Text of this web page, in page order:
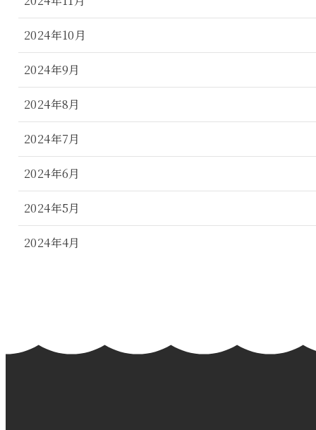
2024年10月
2024年9月
2024年8月
2024年7月
2024年6月
2024年5月
2024年4月
2024年1月